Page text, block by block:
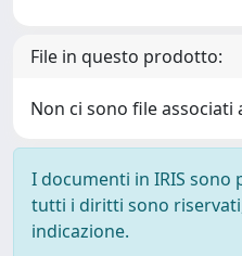
File in questo prodotto:
Non ci sono file
I documenti in IRIS
tutti i diritti sono
indicazione.